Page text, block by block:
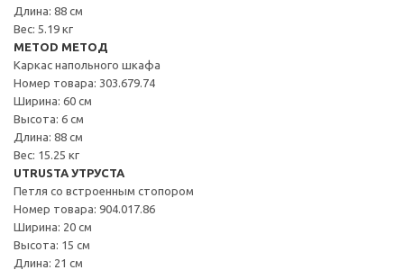
Длина: 88 см
Вес: 5.19 кг
METOD МЕТОД
Каркас напольного шкафа
Номер товара: 303.679.74
Ширина: 60 см
Высота: 6 см
Длина: 88 см
Вес: 15.25 кг
UTRUSTA УТРУСТА
Петля со встроенным стопором
Номер товара: 904.017.86
Ширина: 20 см
Высота: 15 см
Длина: 21 см